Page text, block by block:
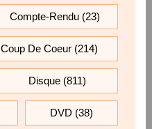
Compte-Rendu (23)
Coup De Coeur(214)
Disque (811)
DVD (38)